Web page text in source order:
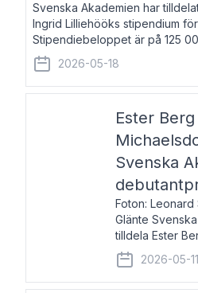
Svenska Akademien har
Ingrid Lilliehööks stipendium
Stipendiebeloppet är på 125
född 1979, är
Söderslättsgymnasiet i
2026-05-18
Ester
Svenska
Foton:
Glänte
tilldela Ester
Michaelsdotter
debutantpris
nyinstiftat och
2026-05-11